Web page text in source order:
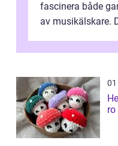
fascinera både
av musikälskare.
Hekling
ro